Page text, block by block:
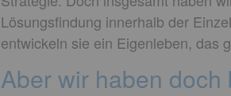
Lösungsfindung innerhalb der
entwickeln sie ein Eigenleben, das
Aber wir haben doch